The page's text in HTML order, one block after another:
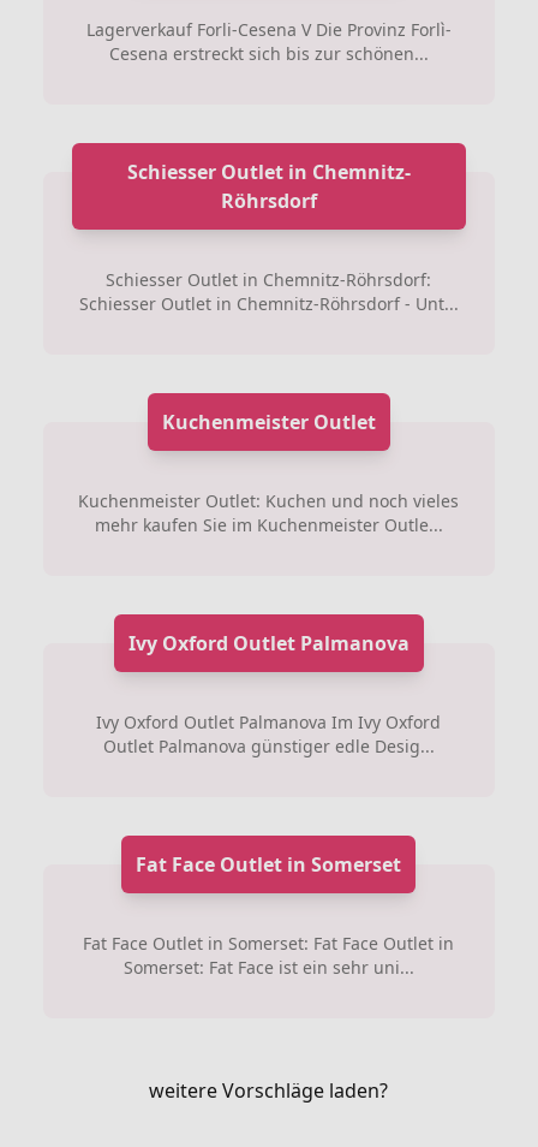
Lagerverkauf Forli-Cesena V Die Provinz Forlì-
Cesena erstreckt sich bis zur schönen...
Schiesser Outlet in Chemnitz-
Röhrsdorf
Schiesser Outlet in Chemnitz-Röhrsdorf:
Schiesser Outlet in Chemnitz-Röhrsdorf - Unt...
Kuchenmeister Outlet
Kuchenmeister Outlet: Kuchen und noch vieles
mehr kaufen Sie im Kuchenmeister Outle...
Ivy Oxford Outlet Palmanova
Ivy Oxford Outlet Palmanova Im Ivy Oxford
Outlet Palmanova günstiger edle Desig...
Fat Face Outlet in Somerset
Fat Face Outlet in Somerset: Fat Face Outlet in
Somerset: Fat Face ist ein sehr uni...
weitere Vorschläge laden?